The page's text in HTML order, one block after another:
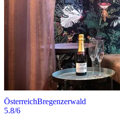
ÖsterreichBregenzerwald
5.8/6